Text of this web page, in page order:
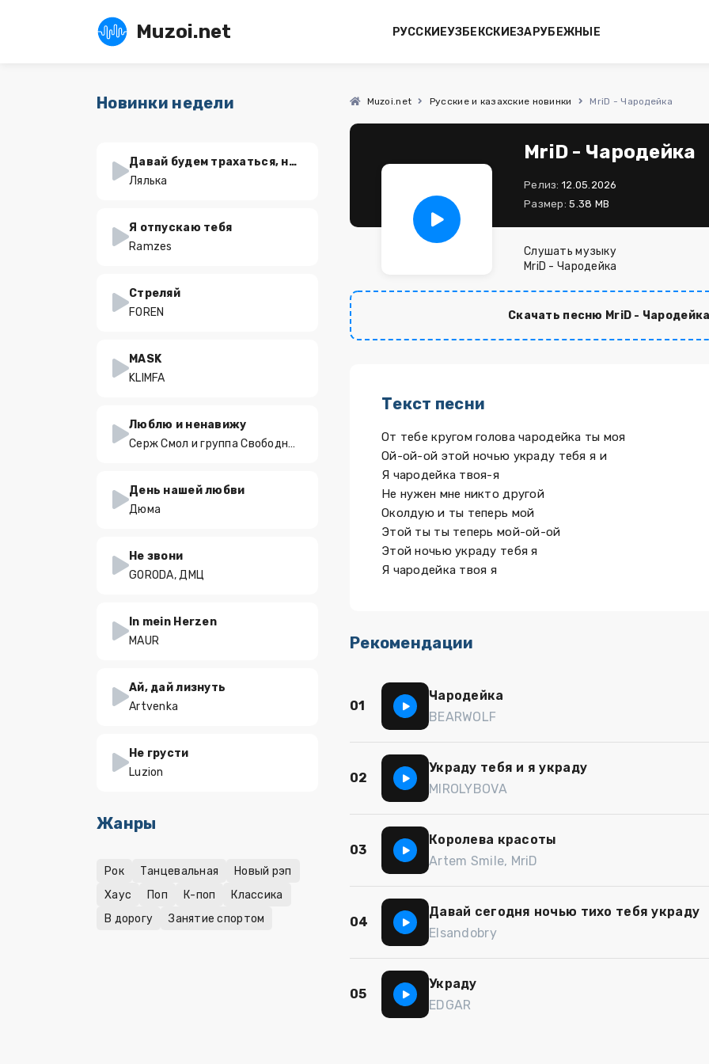
Muzoi.net РУССКИЕУЗБЕКСКИЕЗАРУБЕЖНЫЕ
Muzoi.net Русские и казахские новинки MriD - Чародейка
MriD - Чародейка
Релиз: 12.05.2026
Размер: 5.38 MB
Слушать музыку
MriD - Чародейка
Скачать песню MriD - Чародейка
Текст песни
От тебе кругом голова чародейка ты моя
Ой-ой-ой этой ночью украду тебя я и
Я чародейка твоя-я
Не нужен мне никто другой
Околдую и ты теперь мой
Этой ты ты теперь мой-ой-ой
Этой ночью украду тебя я
Я чародейка твоя я
Рекомендации
01
Чародейка
BEARWOLF
02
Украду тебя и я украду
MIROLYBOVA
03
Королева красоты
Artem Smile, MriD
04
Давай сегодня ночью тихо тебя украду
Elsandobry
05
Украду
EDGAR
Новинки недели
Давай будем трахаться, но не влюбляться
Лялька
Я отпускаю тебя
Ramzes
Стреляй
FOREN
MASK
KLIMFA
Люблю и ненавижу
Серж Смол и группа Свободный статус
День нашей любви
Дюма
Не звони
GORODA, ДМЦ
In mein Herzen
MAUR
Ай, дай лизнуть
Artvenka
Не грусти
Luzion
Жанры
Рок Танцевальная
Новый рэп
Хаус
Поп К-поп
Классика
В дорогу
Занятие спортом